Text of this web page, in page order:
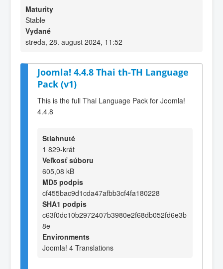
Maturity
Stable
Vydané
streda, 28. august 2024, 11:52
Joomla! 4.4.8 Thai th-TH Language
Pack (v1)
This is the full Thai Language Pack for Joomla!
4.4.8
Stiahnuté
1 829-krát
Veľkosť súboru
605,08 kB
MD5 podpis
cf455bac9d1cda47afbb3cf4fa180228
SHA1 podpis
c63f0dc10b2972407b3980e2f68db052fd6e3b
8e
Environments
Joomla! 4 Translations